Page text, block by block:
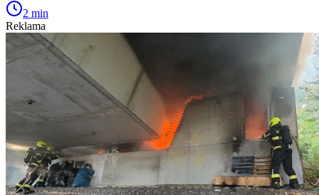
2 min
Reklama